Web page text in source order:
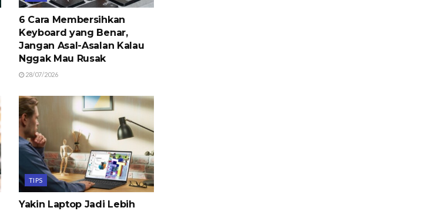
6 Cara Membersihkan
Keyboard yang Benar,
Jangan Asal-Asalan Kalau
Nggak Mau Rusak
28/07/2026
TIPS
Yakin Laptop Jadi Lebih